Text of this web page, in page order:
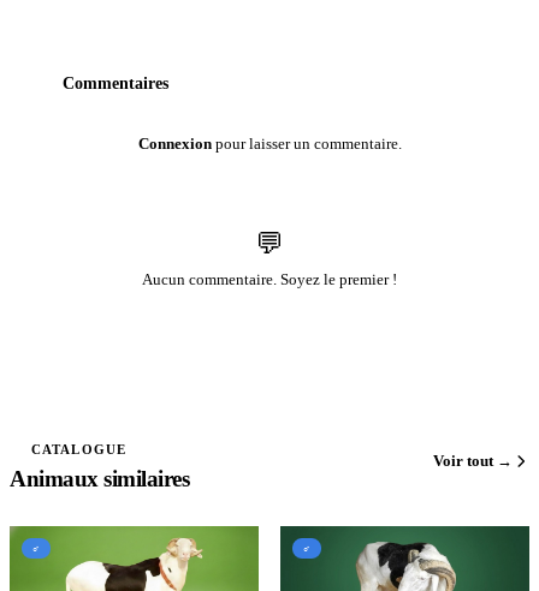
Commentaires
Connexionpour laisser un commentaire.
💬
Aucun commentaire. Soyez le premier !
CATALOGUE
Animaux similaires
Voir tout →
♂ ♂